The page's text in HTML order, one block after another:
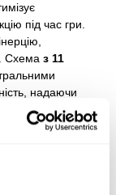
під час гри.
Схемаз 11
надаючи
Крім
і